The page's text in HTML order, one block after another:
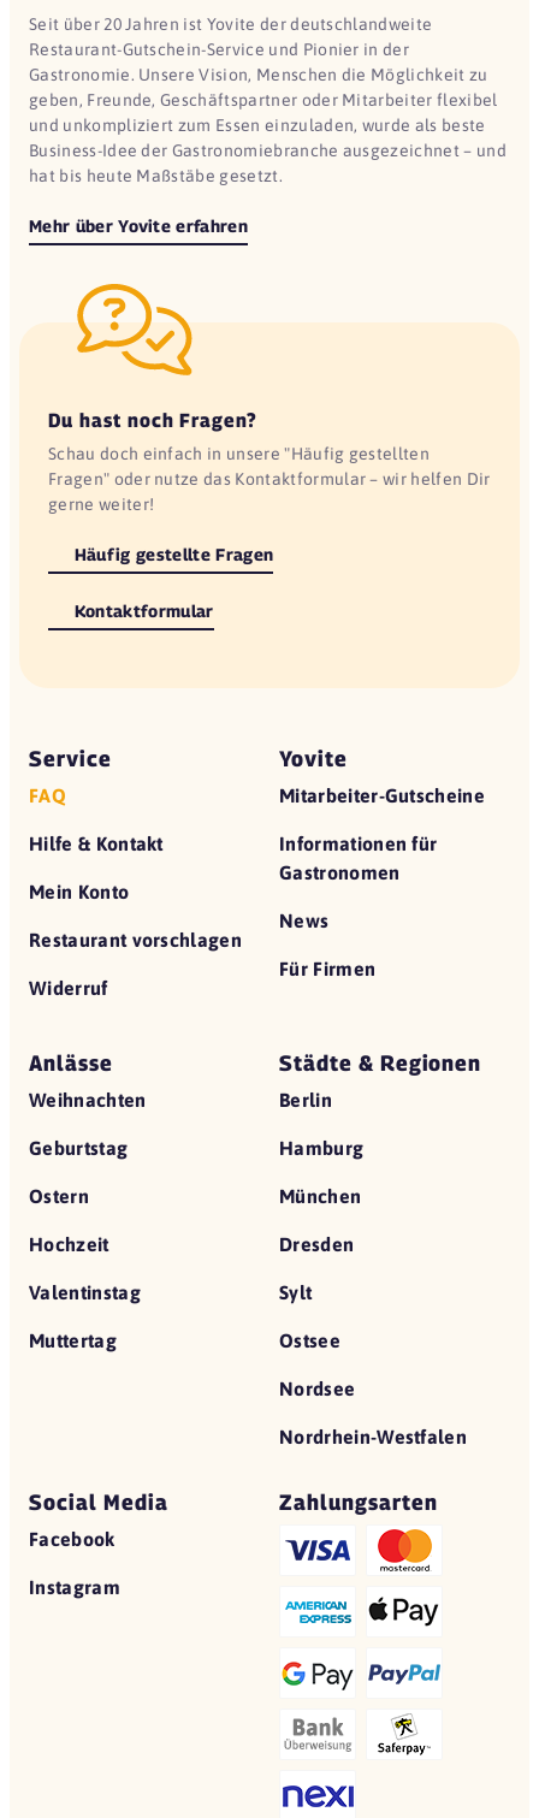
Seit über 20 Jahren ist Yovite der deutschlandweite
Restaurant-Gutschein-Service und Pionier in der
Gastronomie. Unsere Vision, Menschen die Möglichkeit zu
geben, Freunde, Geschäftspartner oder Mitarbeiter flexibel
und unkompliziert zum Essen einzuladen, wurde als beste
Business-Idee der Gastronomiebranche ausgezeichnet – und
hat bis heute Maßstäbe gesetzt.
Mehr über Yovite erfahren
Du hast noch Fragen?
Schau doch einfach in unsere "Häufig gestellten
Fragen" oder nutze das Kontaktformular – wir helfen Dir
gerne weiter!
Häufig gestellte Fragen
Kontaktformular
Service
FAQ
Hilfe & Kontakt
Mein Konto
Restaurant vorschlagen
Widerruf
Yovite
Mitarbeiter-Gutscheine
Informationen für
Gastronomen
News
Für Firmen
Anlässe
Weihnachten
Geburtstag
Ostern
Hochzeit
Valentinstag
Muttertag
Städte & Regionen
Berlin
Hamburg
München
Dresden
Sylt
Ostsee
Nordsee
Nordrhein-Westfalen
Social Media
Facebook
Instagram
Zahlungsarten